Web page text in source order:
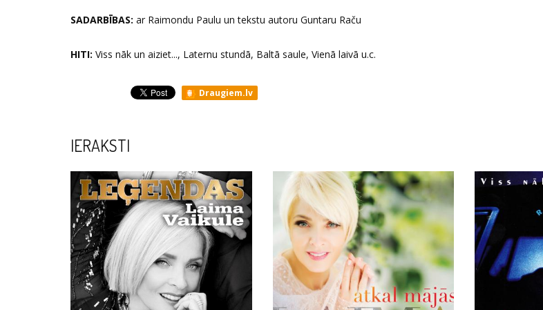
SADARBĪBAS: ar Raimondu Paulu un tekstu autoru Guntaru Raču
HITI: Viss nāk un aiziet..., Laternu stundā, Baltā saule, Vienā laivā u.c.
Draugiem.lv
IERAKSTI